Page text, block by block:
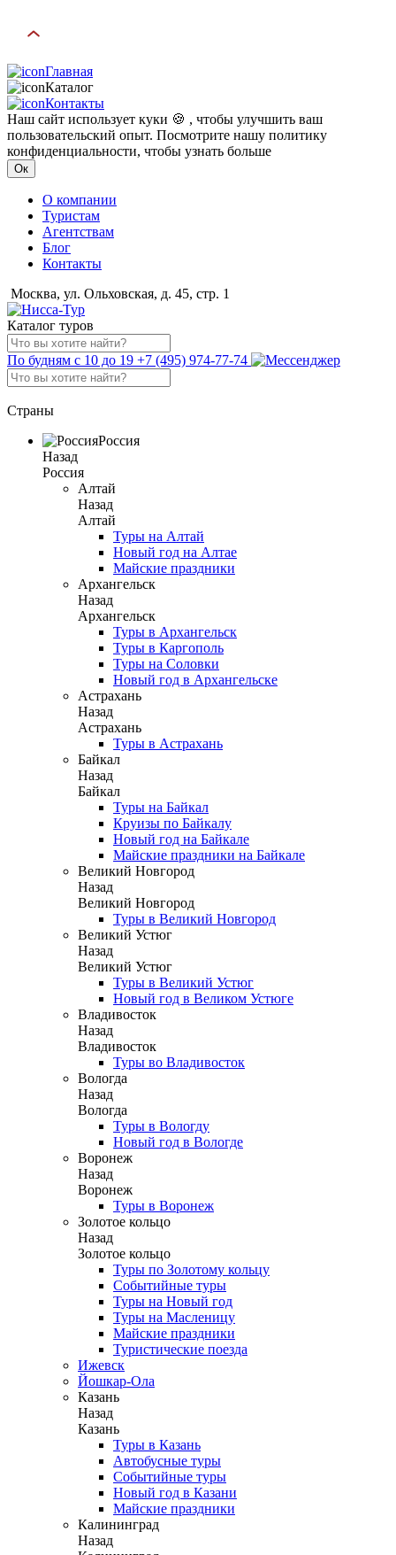
Главная
Каталог
Контакты
Наш сайт использует куки 🍪 , чтобы улучшить ваш
пользовательский опыт. Посмотрите нашу политику
конфиденциальности, чтобы узнать больше
Ок
О компании
Туристам
Агентствам
Блог
Контакты
Москва, ул. Ольховская, д. 45, стр. 1
Каталог туров
По будням с 10 до 19 +7 (495) 974-77-74
Страны
Россия
Назад
Россия
Алтай
Назад
Алтай
Туры на Алтай
Новый год на Алтае
Майские праздники
Архангельск
Назад
Архангельск
Туры в Архангельск
Туры в Каргополь
Туры на Соловки
Новый год в Архангельске
Астрахань
Назад
Астрахань
Туры в Астрахань
Байкал
Назад
Байкал
Туры на Байкал
Круизы по Байкалу
Новый год на Байкале
Майские праздники на Байкале
Великий Новгород
Назад
Великий Новгород
Туры в Великий Новгород
Великий Устюг
Назад
Великий Устюг
Туры в Великий Устюг
Новый год в Великом Устюге
Владивосток
Назад
Владивосток
Туры во Владивосток
Вологда
Назад
Вологда
Туры в Вологду
Новый год в Вологде
Воронеж
Назад
Воронеж
Туры в Воронеж
Золотое кольцо
Назад
Золотое кольцо
Туры по Золотому кольцу
Событийные туры
Туры на Новый год
Туры на Масленицу
Майские праздники
Туристические поезда
Ижевск
Йошкар-Ола
Казань
Назад
Казань
Туры в Казань
Автобусные туры
Событийные туры
Новый год в Казани
Майские праздники
Калининград
Назад